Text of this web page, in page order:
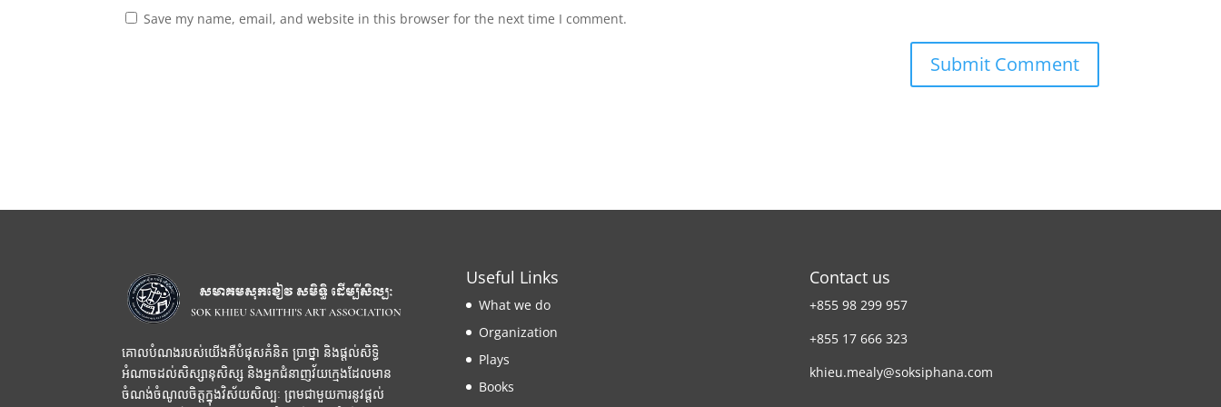
Save my name, email, and website in this browser for the next time I comment.
គោលបំណងរបស់យើងគឺបំផុសគំនិត ប្រាថ្នា និងផ្តល់សិទ្ធិ
អំណាចដល់សិស្សានុសិស្ស និងអ្នកជំនាញវ័យក្មេងដែលមាន
ចំណង់ចំណូលចិត្តក្នុងវិស័យសិល្បៈ ព្រមជាមួយការនូវផ្តល់
Useful Links
What we do
Organization
Plays
Books
Contact us
+855 98 299 957
+855 17 666 323
khieu.mealy@soksiphana.com